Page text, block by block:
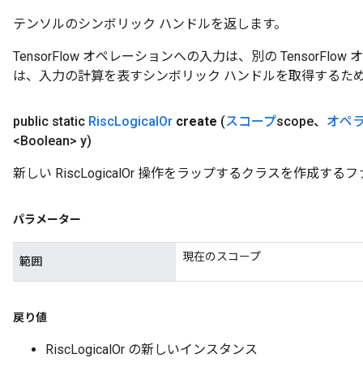
テンソルのシンボリック ハンドルを返します。
TensorFlow オペレーションへの入力は、別の TensorFlow
は、入力の計算を表すシンボリック ハンドルを取得するた
public static RiscLogicalOr create (スコープscope、 オペ
<Boolean> y)
新しい RiscLogicalOr 操作をラップするクラスを作成する
パラメーター
範囲 現在のスコープ
戻り値
RiscLogicalOr の新しいインスタンス